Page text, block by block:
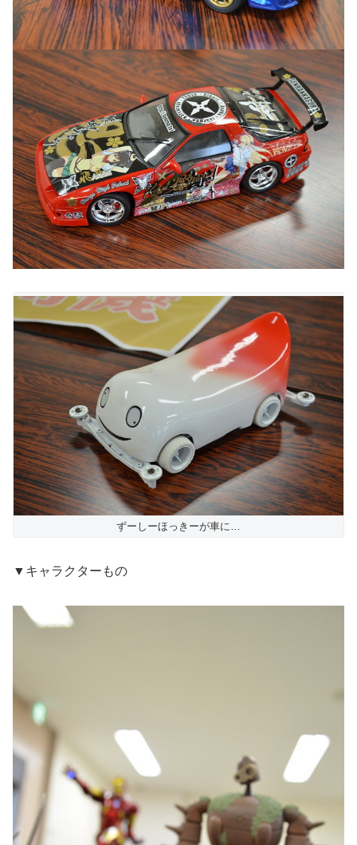
ずーしーほっきーが車に…
▼キャラクターもの